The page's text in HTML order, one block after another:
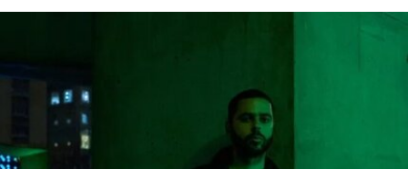
政府还发布了一份长达162页的报告，批评史密森
基本使命”。
美国博物馆联盟在声明中表示：“我们谴责特朗普政
府持续攻击史密森尼学会，以及那些负责保存、研
究和诠释美国历史、艺术、科学与文化的博物馆专